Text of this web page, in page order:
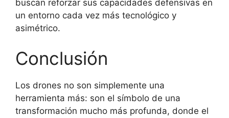
buscan reforzar sus capacidades defensivas en
un entorno cada vez más tecnológico y
asimétrico.
Conclusión
Los drones no son simplemente una
herramienta más: son el símbolo de una
transformación mucho más profunda, donde el